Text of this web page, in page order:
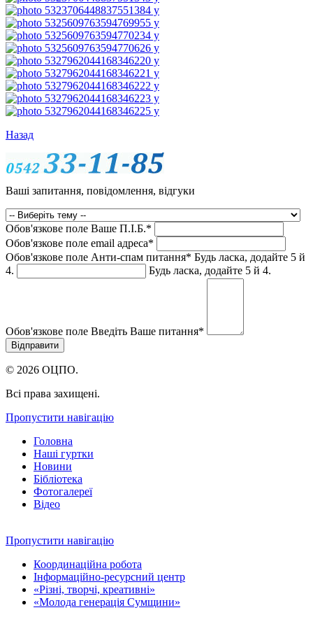
Назад
Ваші запитання, повідомлення, відгуки
Обов'язкове поле Ваше П.I.Б.*
Обов'язкове поле email адреса*
Обов'язкове поле Анти-спам питання* Будь ласка, додайте 5 й
4.
Будь ласка, додайте 5 й 4.
Обов'язкове поле Введіть Ваше питання*
© 2026 ОЦПО.
Всі права захищені.
Пропустити навігацію
Головна
Наші гуртки
Новини
Бібліотека
Фотогалереї
Відео
Пропустити навігацію
Координаційна робота
Інформаційно-ресурсний центр
«Різні, творчі, креативні»
«Молода генерація Сумщини»